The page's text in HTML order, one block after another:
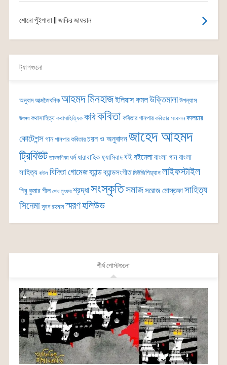
শোনো পুঁইপাতা || জাকির জাফরান
ট্যাগগুলো
অনুবাদ আত্মজৈবনিক আহমদ মিনহাজইলিয়াস কমলউক্তিমালা উপন্যাস
উৎসব কথাসাহিত্য কথাসাহিত্যিক কবিকবিতা কবিতার গানপার কবিতার সংকলন কালচার
কোটেশন্সগান গানপার কবিতার চয়ন ও অনুবাদনজাহেদ আহমদ
ট্রিবিউট তাৎক্ষণিকা ধর্ম ধারাবাহিকফ্যাসিবাদবইবইমেলাবাংলা গানবাংলা
সাহিত্য বাউল বিদিতা গোমেজব্যান্ডব্যান্ডসংগীত মিউজিশিয়্যান লাইফস্টাইল
শিবু কুমার শীল শেখ লুৎফর শ্রদ্ধাসংস্কৃতিসমাজসরোজ মোস্তফাসাহিত্য
সিনেমা সুমন রহমান স্মরণহলিউড
শীর্ষ পোস্টগুলো